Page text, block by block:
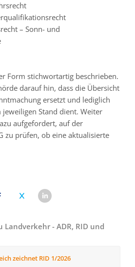
– Sonn- und
Form stichwortartig beschrieben.
darauf hin, dass die Übersicht
ersetzt und lediglich
Stand dient. Weiter
aufgefordert, auf der
zu prüfen, ob eine aktualisierte
Landverkehr - ADR, RID und
zeichnet RID 1/2026